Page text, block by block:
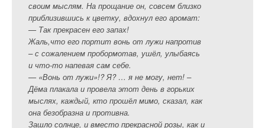
своим мыслям. На прощание он, совсем близко
приблизившись к цветку, вдохнул его аромат:
— Так прекрасен его запах!
Жаль,что его портит вонь от лужи напротив
– с сожалением пробормотав, ушёл, улыбаясь
и что-то напевая сам себе.
— «Вонь от лужи»!? Я? … я не могу, нет! –
Дёма плакала и провела этот день в горьких
мыслях, каждый, кто прошёл мимо, сказал, как
она безобразна и противна.
Зашло солнце, и вместо прекрасной розы, как и